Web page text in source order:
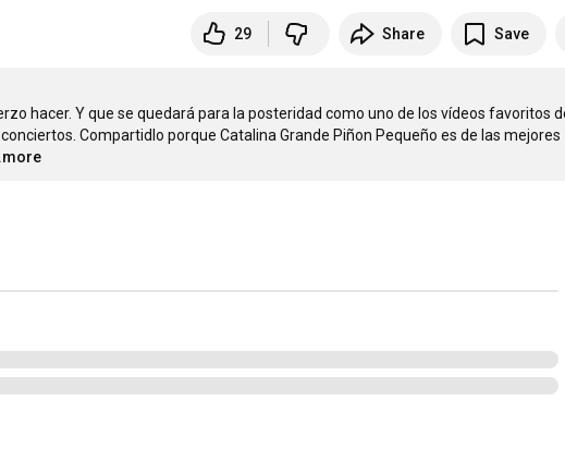
29 Share Save
hacer. Y que se quedará para la posteridad como uno de los vídeos favoritos
Compartidlo porque Catalina Grande Piñon Pequeño es de las mejores